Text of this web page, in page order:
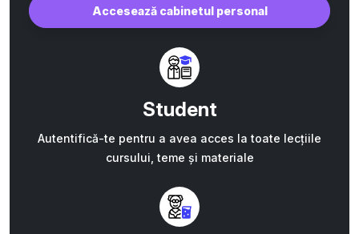
Accesează cabinetul personal
Student
Autentifică-te pentru a avea acces la toate lecțiile
cursului, teme și materiale